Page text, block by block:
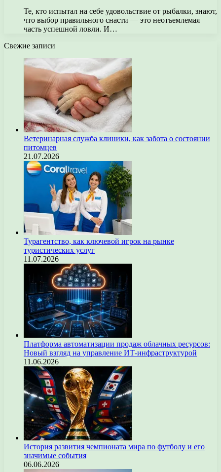
Те, кто испытал на себе удовольствие от рыбалки, знают,
что выбор правильного снасти — это неотъемлемая
часть успешной ловли. И…
Свежие записи
Ветеринарная служба клиники, как забота о состоянии
питомцев
21.07.2026
Турагентство, как ключевой игрок на рынке
туристических услуг
11.07.2026
Платформа автоматизации продаж облачных ресурсов:
Новый взгляд на управление ИТ-инфраструктурой
11.06.2026
История развития чемпионата мира по футболу и его
значимые события
06.06.2026